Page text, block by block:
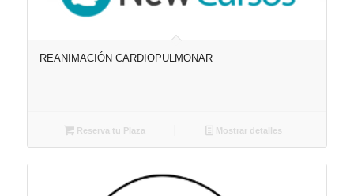
REANIMACIÓN CARDIOPULMONAR
Reserva tu Plaza Mostrar detalles